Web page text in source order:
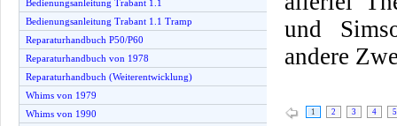
Bedienungsanleitung Trabant 1.1
Bedienungsanleitung Trabant 1.1 Tramp
Reparaturhandbuch P50/P60
Reparaturhandbuch von 1978
Reparaturhandbuch (Weiterentwicklung)
Whims von 1979
Whims von 1990
und
andere
1 2 3 4 5